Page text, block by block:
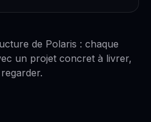
de Polaris : chaque
un projet concret à livrer,